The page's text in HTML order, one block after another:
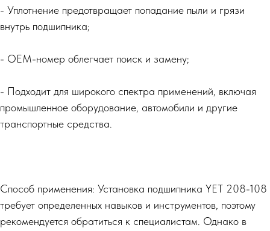
- Уплотнение предотвращает попадание пыли и грязи
внутрь подшипника;
- OEM-номер облегчает поиск и замену;
- Подходит для широкого спектра применений, включая
промышленное оборудование, автомобили и другие
транспортные средства.
Способ применения: Установка подшипника YET 208-108
требует определенных навыков и инструментов, поэтому
рекомендуется обратиться к специалистам. Однако в